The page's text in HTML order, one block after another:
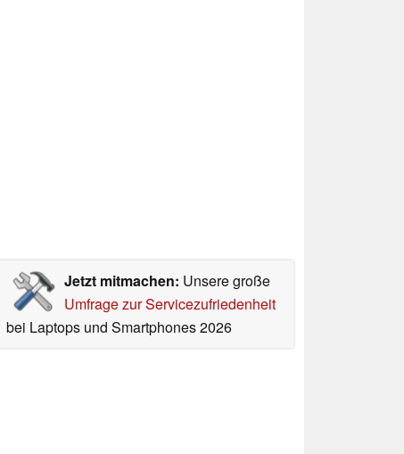
Jetzt mitmachen: Unsere große
Umfrage zur Servicezufriedenheit
bei Laptops und Smartphones 2026